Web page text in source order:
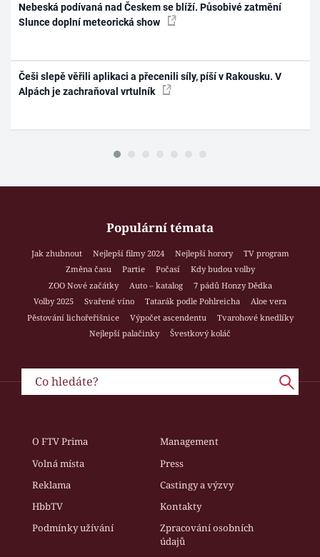
Nebeská podívaná nad Českem se blíží. Působivé zatmění
Slunce doplní meteorická show
Češi slepě věřili aplikaci a přecenili síly, píší v Rakousku. V
Alpách je zachraňoval vrtulník
Populární témata
Jak zhubnout Nejlepší filmy 2024 Nejlepší horory
TV program
Změna času
Partie Počasí
Kdy budou volby
ZOO Nové začátky
Auto – katalog
7 pádů Honzy Dědka
Volby 2025
Svařené víno Tatarák podle Pohlreicha
Aloe vera
Pěstování lichořeřišnice
Výpočet ascendentu
Tvarohové knedlíky
Nejlepší palačinky
Švestkový koláč
O FTV Prima
Management
Volná místa
Press
Reklama
Castingy a výzvy
HbbTV
Kontakty
Podmínky užívání
Zpracování osobních
údajů